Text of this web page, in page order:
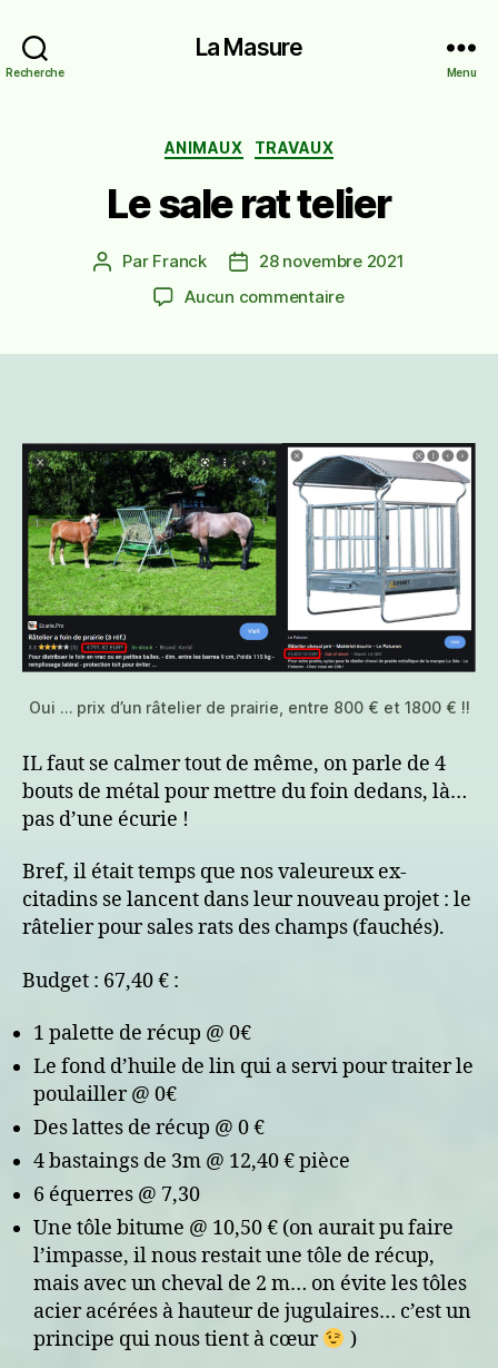
Recherche
La Masure
Menu
Catégories
ANIMAUX TRAVAUX
Le sale rat telier
Auteur
l’article
Par Franck
Date28 novembre 2021
Aucun commentairesur
Oui … prix d’un râtelier de prairie, entre 800 € et 1800 € !!
IL faut se calmer tout de même, on parle de 4
bouts de métal pour mettre du foin dedans, là…
pas d’une écurie !
Bref, il était temps que nos valeureux ex-
citadins se lancent dans leur nouveau projet : le
râtelier pour sales rats des champs (fauchés).
Budget : 67,40 € :
1 palette de récup @ 0€
Le fond d’huile de lin qui a servi pour traiter le
poulailler @ 0€
Des lattes de récup @ 0 €
4 bastaings de 3m @ 12,40 € pièce
6 équerres @ 7,30
Une tôle bitume @ 10,50 € (on aurait pu faire
l’impasse, il nous restait une tôle de récup,
mais avec un cheval de 2 m… on évite les tôles
acier acérées à hauteur de jugulaires… c’est un
principe qui nous tient à cœur
)